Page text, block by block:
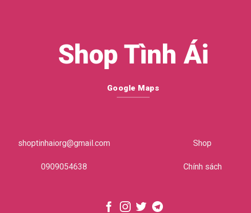
Shop Tình Ái
Google Maps
shoptinhaiorg@gmail.com
0909054638
Shop
Chính sách